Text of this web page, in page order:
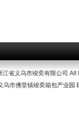
江省义乌市竣奕有限公司
乌市佛堂镇竣奕箱包产业园